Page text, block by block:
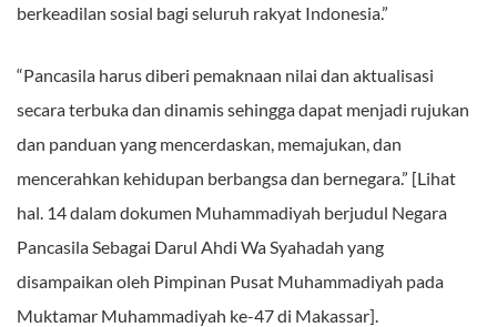
berkeadilan sosial bagi seluruh rakyat Indonesia.”
“Pancasila harus diberi pemaknaan nilai dan aktualisasi
secara terbuka dan dinamis sehingga dapat menjadi rujukan
dan panduan yang mencerdaskan, memajukan, dan
mencerahkan kehidupan berbangsa dan bernegara.” [Lihat
hal. 14 dalam dokumen Muhammadiyah berjudul Negara
Pancasila Sebagai Darul Ahdi Wa Syahadah yang
disampaikan oleh Pimpinan Pusat Muhammadiyah pada
Muktamar Muhammadiyah ke-47 di Makassar].